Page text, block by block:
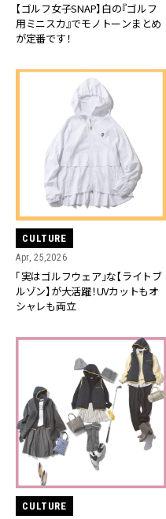
【ゴルフ女子SNAP】白の『ゴルフ
用ミニスカ』でモノトーンまとめ
が定番です！
CULTURE
Apr, 25,2026
「実はゴルフウェア」な【ライトブ
ルゾン】が大活躍！UVカットもオ
シャレも両立
CULTURE